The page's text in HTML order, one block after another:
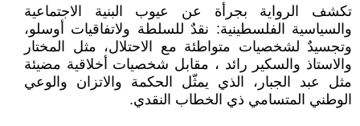
تكشف الرواية بجرأة عن عيوب البنية الاجتماعية
والسياسية الفلسطينية: نقدٌ للسلطة ولاتفاقيات أوسلو،
وتجسيدٌ لشخصيات متواطئة مع الاحتلال، مثل المختار
والاستاذ والسكير رائد ، مقابل شخصيات أخلاقية مضيئة
مثل عبد الجبار، الذي يمثّل الحكمة والاتزان والوعي
الوطني المتسامي ذي الخطاب النقدي.